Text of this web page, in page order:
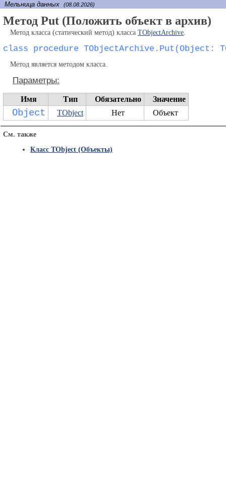
Мельница данных (08.08.2026)
Метод Put (Положить объект в архив)
Метод класса (статический метод) класса TObjectArchive.
class procedure TObjectArchive.Put(Object:
Метод является методом класса.
Параметры:
Имя Тип Обязательно Значение
Object TObject Нет Объект
См. также
Класс TObject (Объекты)